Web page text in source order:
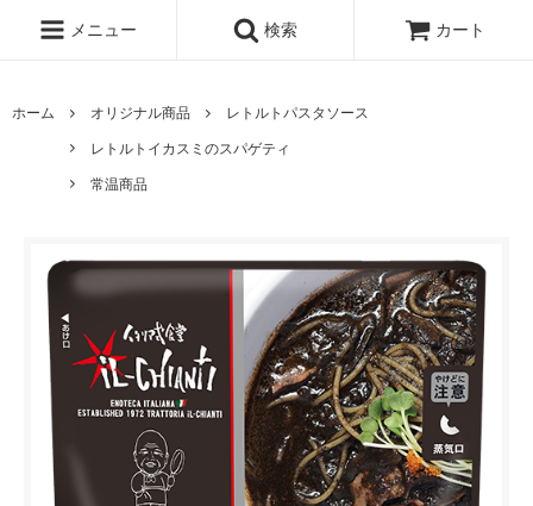
メニュー 検索 カート
ホーム オリジナル商品
レトルトパスタソース
レトルトイカスミのスパゲティ
常温商品